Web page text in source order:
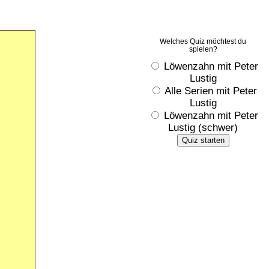
Welches Quiz möchtest du
spielen?
Löwenzahn mit Peter
Lustig
Alle Serien mit Peter
Lustig
Löwenzahn mit Peter
Lustig (schwer)
Quiz starten